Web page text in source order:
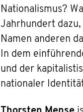
Nationalismus?
Jahrhundert
Namen anderen
In dem
und der
nationaler